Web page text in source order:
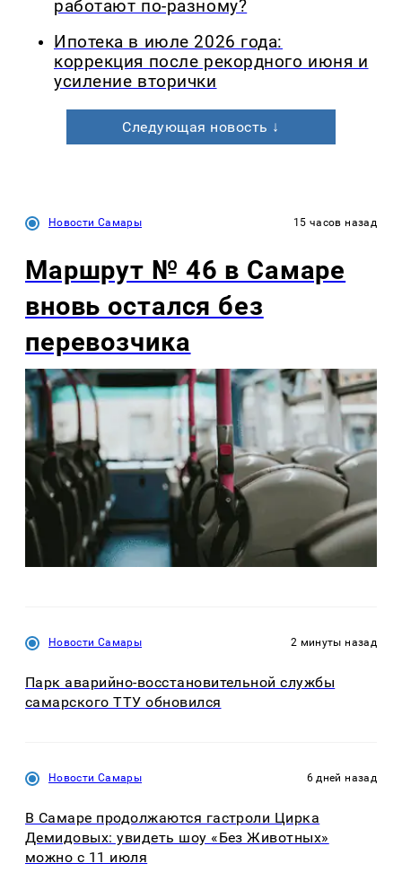
работают по-разному?
Ипотека в июле 2026 года:
коррекция после рекордного июня и
усиление вторички
Следующая новость ↓
Новости Самары 15 часов назад
Маршрут № 46 в Самаре
вновь остался без
перевозчика
Новости Самары 2 минуты назад
Парк аварийно-восстановительной службы
самарского ТТУ обновился
Новости Самары 6 дней назад
В Самаре продолжаются гастроли Цирка
Демидовых: увидеть шоу «Без Животных»
можно с 11 июля